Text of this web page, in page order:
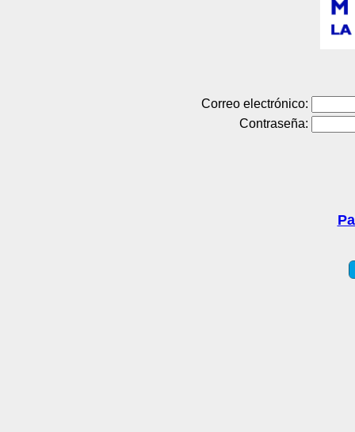
Correo electrónico:
Contraseña: